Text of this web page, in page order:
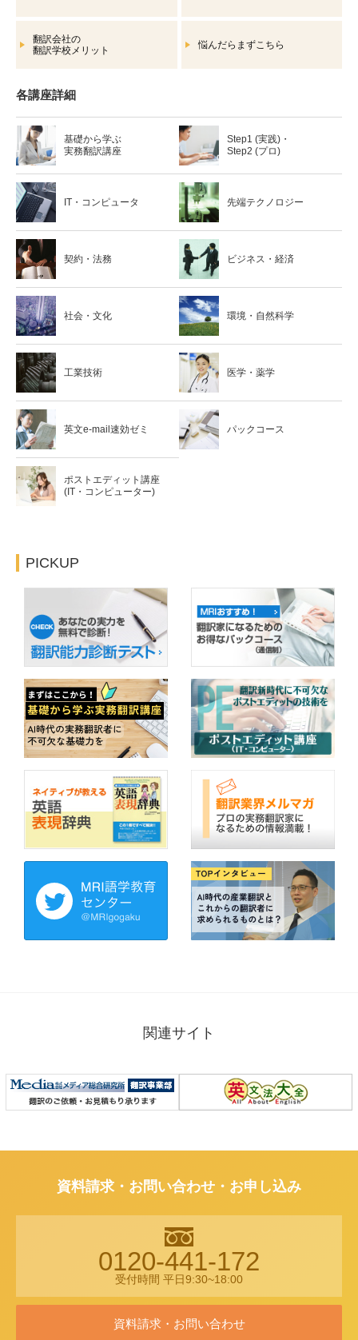
翻訳会社の
翻訳学校メリット
悩んだらまずこちら
各講座詳細
基礎から学ぶ
実務翻訳講座
Step1 (実践)・
Step2 (プロ)
IT・コンピュータ 先端テクノロジー
契約・法務 ビジネス・経済
社会・文化 環境・自然科学
工業技術 医学・薬学
英文e-mail速効ゼミ パックコース
ポストエディット講座
(IT・コンピューター)
PICKUP
関連サイト
資料請求・お問い合わせ・お申し込み
0120-441-172
受付時間 平日9:30~18:00
資料請求・お問い合わせ